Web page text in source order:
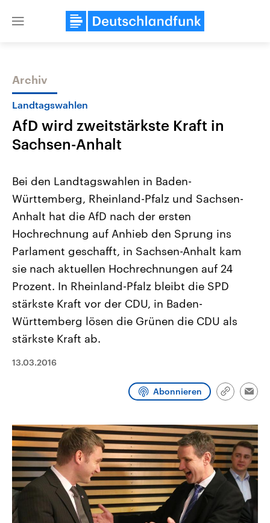
Close
Themen
USA
Aktuelle Beiträge, Analysen und
Hintergründe
Wirtschaftlich und militärisch
gehören die Vereinigten Staaten zu
den mächtigsten Ländern der Erde,
mit großem Einfluss auf das
Aktuelle Lage und
Der Überfall der
Terrororganisation Hamas
Oktober 2023 auf Israel
Region wieder die Gewalt
Israel möchte die Hamas
Diese wird wie die
Libanon vom Iran
Sendungen Programm Podcasts
Audio-Archiv
Archiv
Landtagswahlen
AfD wird zweitstärkste Kraft in
Sachsen-Anhalt
Bei den Landtagswahlen in Baden-
Württemberg, Rheinland-Pfalz und Sachsen-
Anhalt hat die AfD nach der ersten
Hochrechnung auf Anhieb den Sprung ins
Parlament geschafft, in Sachsen-Anhalt kam
sie nach aktuellen Hochrechnungen auf 24
Prozent. In Rheinland-Pfalz bleibt die SPD
stärkste Kraft vor der CDU, in Baden-
Württemberg lösen die Grünen die CDU als
stärkste Kraft ab.
13.03.2016
Abonnieren
Link